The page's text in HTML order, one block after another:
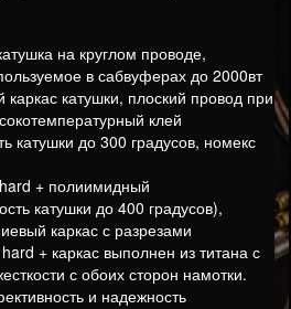
на круглом проводе,
в сабвуферах до 2000вт
катушки, плоский провод при
клей
катушки до 300 градусов, номекс
+ полиимидный
катушки до 400 градусов),
каркас с разрезами
+ каркас выполнен из титана с
с обоих сторон намотки.
и надежность